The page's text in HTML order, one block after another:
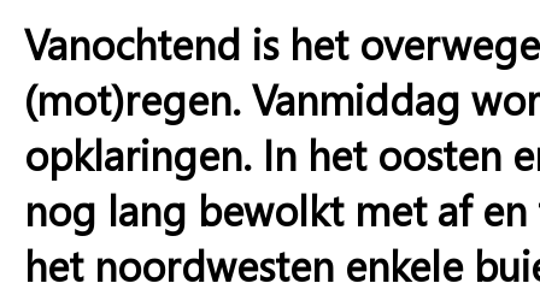
Vanochtend is het
(mot)regen. Vanmiddag
opklaringen. In het oosten
nog lang bewolkt met af
het noordwesten enkele